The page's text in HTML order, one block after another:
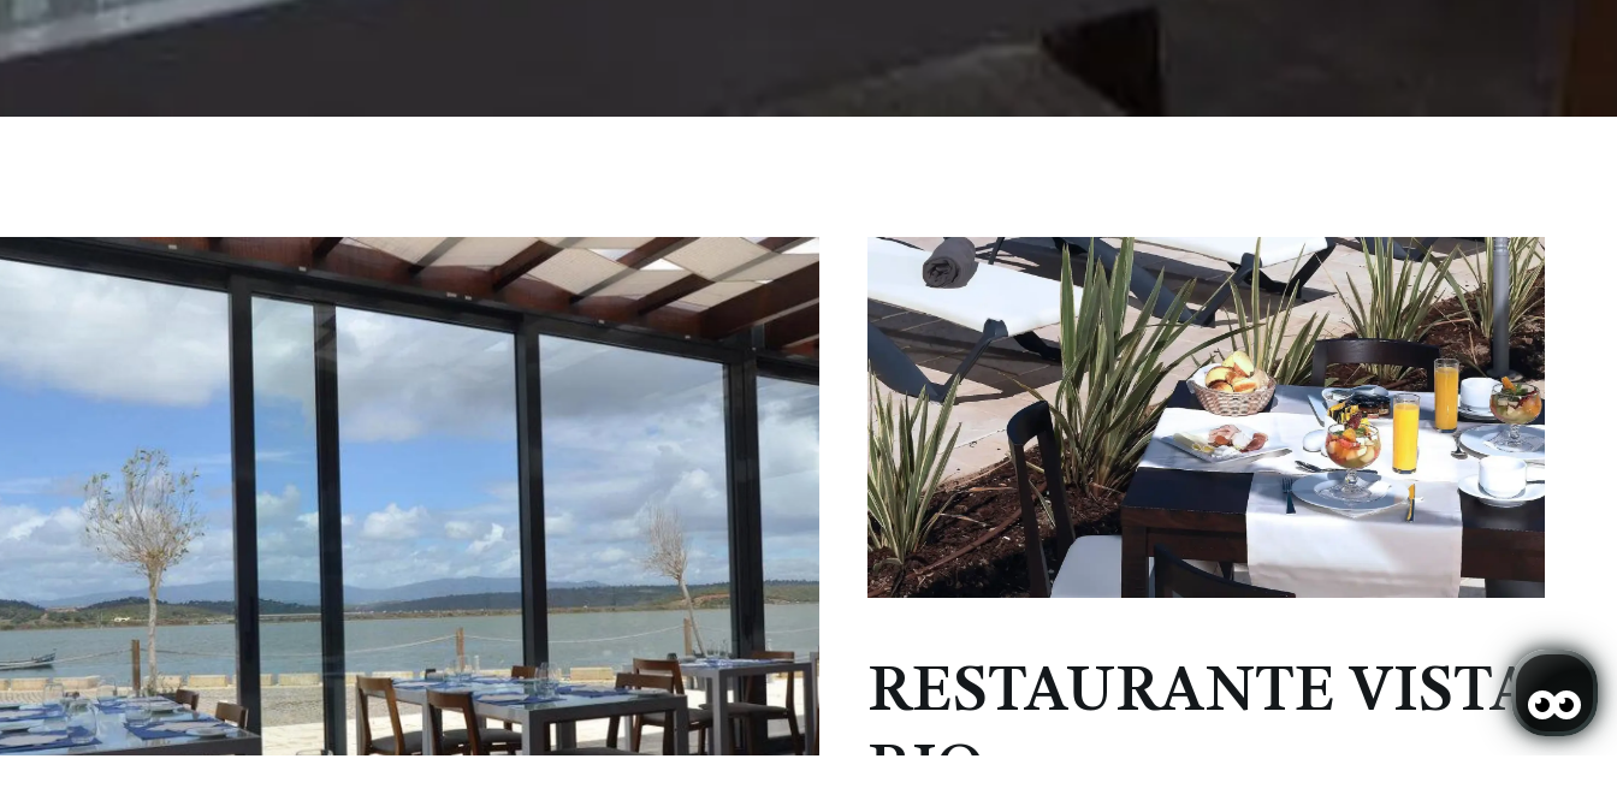
RESTAURANTE VISTA
RIO